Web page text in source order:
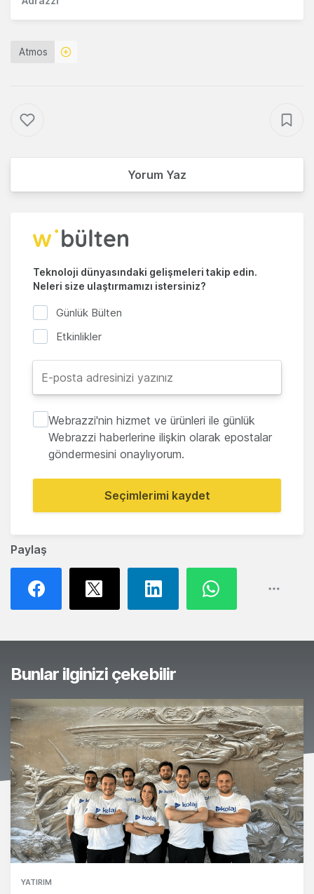
Paylaş
Atmos
Yorum Yaz
Teknoloji dünyasındaki gelişmeleri takip edin.
Neleri size ulaştırmamızı istersiniz?
Günlük Bülten
Etkinlikler
Webrazzi'nin hizmet ve ürünleri ile günlük
Webrazzi haberlerine ilişkin olarak epostalar
göndermesini onaylıyorum.
Seçimlerimi kaydet
Bunlar ilginizi çekebilir
YATIRIM